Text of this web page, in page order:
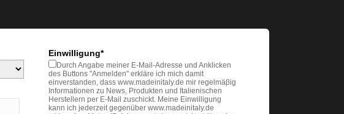
Einwilligung*
Durch Angabe meiner E-Mail-Adresse und Anklicken
des Buttons "Anmelden" erkläre ich mich damit
einverstanden, dass www.madeinitaly.de mir regelmäβig
Informationen zu News, Produkten und Italienischen
Herstellern per E-Mail zuschickt. Meine Einwilligung
kann ich jederzeit gegenüber www.madeinitaly.de